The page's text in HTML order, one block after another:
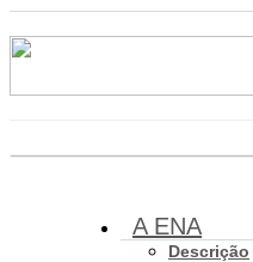
A ENA
Descrição